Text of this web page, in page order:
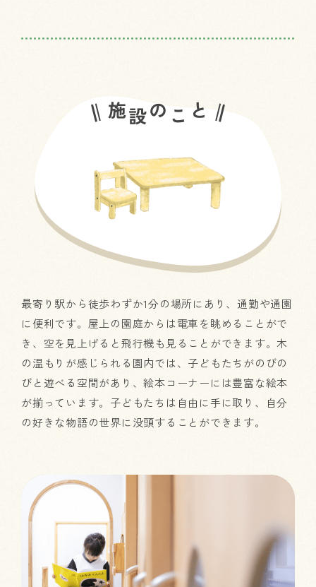
最寄り駅から徒歩わずか1分の場所にあり、通勤や通園
に便利です。屋上の園庭からは電車を眺めることがで
き、空を見上げると飛行機も見ることができます。木
の温もりが感じられる園内では、子どもたちがのびの
びと遊べる空間があり、絵本コーナーには豊富な絵本
が揃っています。子どもたちは自由に手に取り、自分
の好きな物語の世界に没頭することができます。